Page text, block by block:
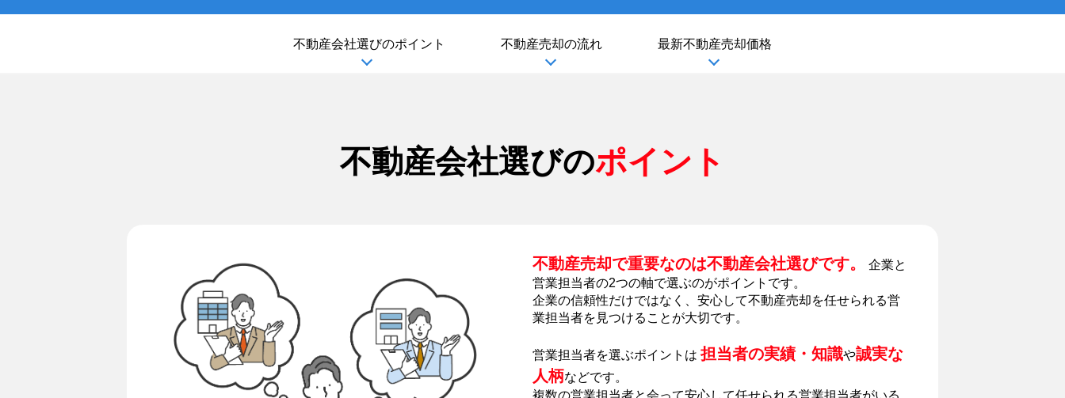
不動産会社選びのポイント 不動産売却の流れ 最新不動産売却価格
不動産会社選びのポイント
不動産売却で重要なのは不動産会社選びです。
企業と
営業担当者の2つの軸で選ぶのがポイントです。
企業の信頼性だけではなく、安心して不動産売却を任せられる営
業担当者を見つけることが大切です。
営業担当者を選ぶポイントは 担当者の実績・知識や誠実な
人柄などです。
複数の営業担当者と会って安心して任せられる営業担当者がいる